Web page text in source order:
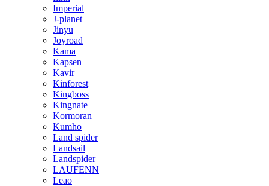
Imperial
J-planet
Jinyu
Joyroad
Kama
Kapsen
Kavir
Kinforest
Kingboss
Kingnate
Kormoran
Kumho
Land spider
Landsail
Landspider
LAUFENN
Leao